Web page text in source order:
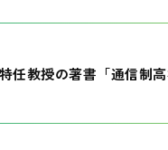
任教授の著書「通信制